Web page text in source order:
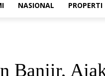
NASIONAL PROPERTI
Banjir,